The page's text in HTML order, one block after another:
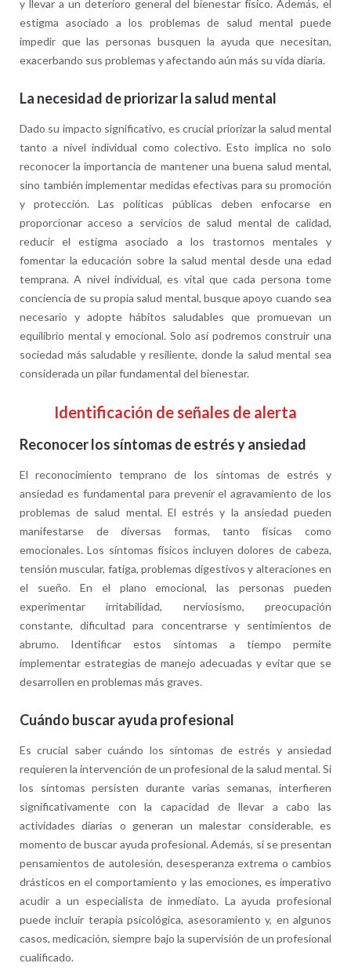
y llevar a un deterioro general del bienestar físico. Además, el
estigma asociado a los problemas de salud mental puede
impedir que las personas busquen la ayuda que necesitan,
exacerbando sus problemas y afectando aún más su vida diaria.
La necesidad de priorizar la salud mental
Dado su impacto significativo, es crucial priorizar la salud mental
tanto a nivel individual como colectivo. Esto implica no solo
reconocer la importancia de mantener una buena salud mental,
sino también implementar medidas efectivas para su promoción
y protección. Las políticas públicas deben enfocarse en
proporcionar acceso a servicios de salud mental de calidad,
reducir el estigma asociado a los trastornos mentales y
fomentar la educación sobre la salud mental desde una edad
temprana. A nivel individual, es vital que cada persona tome
conciencia de su propia salud mental, busque apoyo cuando sea
necesario y adopte hábitos saludables que promuevan un
equilibrio mental y emocional. Solo así podremos construir una
sociedad más saludable y resiliente, donde la salud mental sea
considerada un pilar fundamental del bienestar.
Identificación de señales de alerta
Reconocer los síntomas de estrés y ansiedad
El reconocimiento temprano de los síntomas de estrés y
ansiedad es fundamental para prevenir el agravamiento de los
problemas de salud mental. El estrés y la ansiedad pueden
manifestarse de diversas formas, tanto físicas como
emocionales. Los síntomas físicos incluyen dolores de cabeza,
tensión muscular, fatiga, problemas digestivos y alteraciones en
el sueño. En el plano emocional, las personas pueden
experimentar irritabilidad, nerviosismo, preocupación
constante, dificultad para concentrarse y sentimientos de
abrumo. Identificar estos síntomas a tiempo permite
implementar estrategias de manejo adecuadas y evitar que se
desarrollen en problemas más graves.
Cuándo buscar ayuda profesional
Es crucial saber cuándo los síntomas de estrés y ansiedad
requieren la intervención de un profesional de la salud mental. Si
los síntomas persisten durante varias semanas, interfieren
significativamente con la capacidad de llevar a cabo las
actividades diarias o generan un malestar considerable, es
momento de buscar ayuda profesional. Además, si se presentan
pensamientos de autolesión, desesperanza extrema o cambios
drásticos en el comportamiento y las emociones, es imperativo
acudir a un especialista de inmediato. La ayuda profesional
puede incluir terapia psicológica, asesoramiento y, en algunos
casos, medicación, siempre bajo la supervisión de un profesional
cualificado.